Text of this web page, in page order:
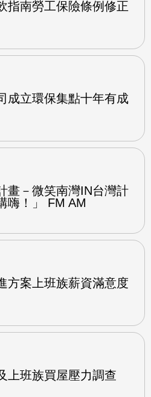
指南勞工保險條例修正
成立環保集點十年有成
畫－微笑南灣IN台灣計
嗨！」 FM AM
方案上班族薪資滿意度
上班族買屋壓力調查